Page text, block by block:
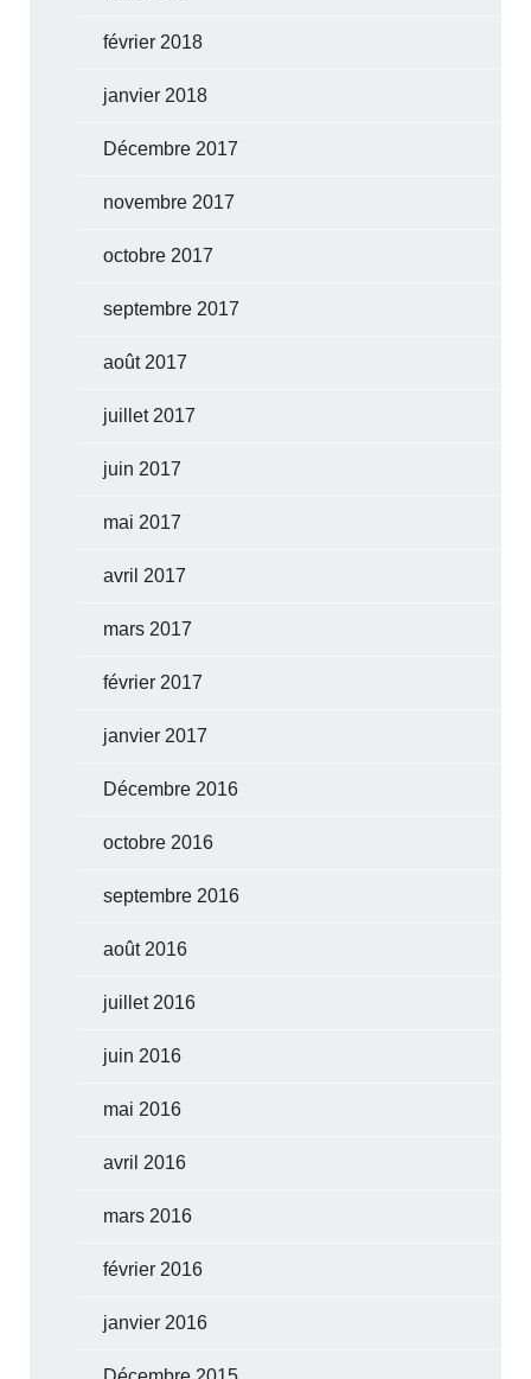
février 2018
janvier 2018
Décembre 2017
novembre 2017
octobre 2017
septembre 2017
août 2017
juillet 2017
juin 2017
mai 2017
avril 2017
mars 2017
février 2017
janvier 2017
Décembre 2016
octobre 2016
septembre 2016
août 2016
juillet 2016
juin 2016
mai 2016
avril 2016
mars 2016
février 2016
janvier 2016